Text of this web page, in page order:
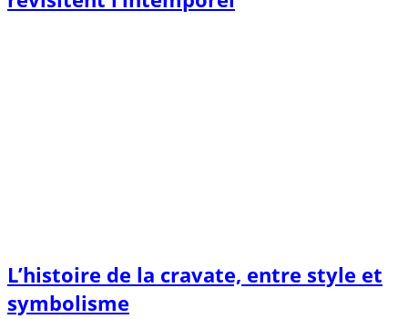
L’histoire de la cravate, entre style et
symbolisme